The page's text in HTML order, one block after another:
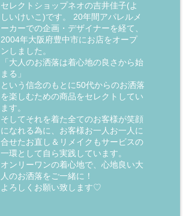
セレクトショップネオの吉井佳子(よ
しいけいこ)です。 20年間アパレルメ
ーカーでの企画・デザイナーを経て、
2004年大阪府豊中市にお店をオープ
ンしました。
「大人のお洒落は着心地の良さから始
まる」
という信念のもとに50代からのお洒落
を楽しむための商品をセレクトしてい
ます。
そしてそれを着た全てのお客様が笑顔
になれる為に、お客様お一人お一人に
合せたお直し＆リメイクもサービスの
一環として自ら実践しています。
オンリーワンの着心地で、心地良い大
人のお洒落をご一緒に！
よろしくお願い致します♡